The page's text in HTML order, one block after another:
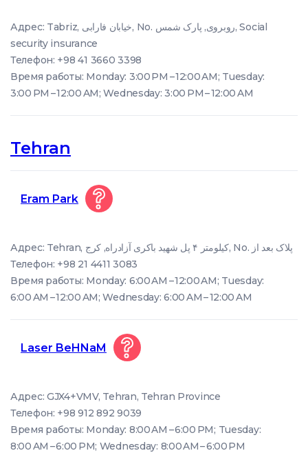
Адрес: Tabriz, خیابان فارابی, No. روبروی, پارک شمس, Social
security insurance
Телефон: +98 41 3660 3398
Время работы: Monday: 3:00 PM – 12:00 AM; Tuesday:
3:00 PM – 12:00 AM; Wednesday: 3:00 PM – 12:00 AM
Tehran
Eram Park
Адрес: Tehran, کیلومتر ۴ پل شهید باکری آزادراه, کرج, No. پلاک بعد از
Телефон: +98 21 4411 3083
Время работы: Monday: 6:00 AM – 12:00 AM; Tuesday:
6:00 AM – 12:00 AM; Wednesday: 6:00 AM – 12:00 AM
Laser BeHNaM
Адрес: GJX4+VMV, Tehran, Tehran Province
Телефон: +98 912 892 9039
Время работы: Monday: 8:00 AM – 6:00 PM; Tuesday:
8:00 AM – 6:00 PM; Wednesday: 8:00 AM – 6:00 PM